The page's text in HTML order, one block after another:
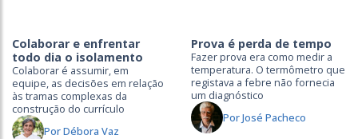
Colaborar e enfrentar
todo dia o isolamento
Colaborar é assumir, em
equipe, as decisões em relação
às tramas complexas da
construção do currículo
Por Débora Vaz
Prova é perda de tempo
Fazer prova era como medir a
temperatura. O termômetro que
registava a febre não fornecia
um diagnóstico
Por José Pacheco